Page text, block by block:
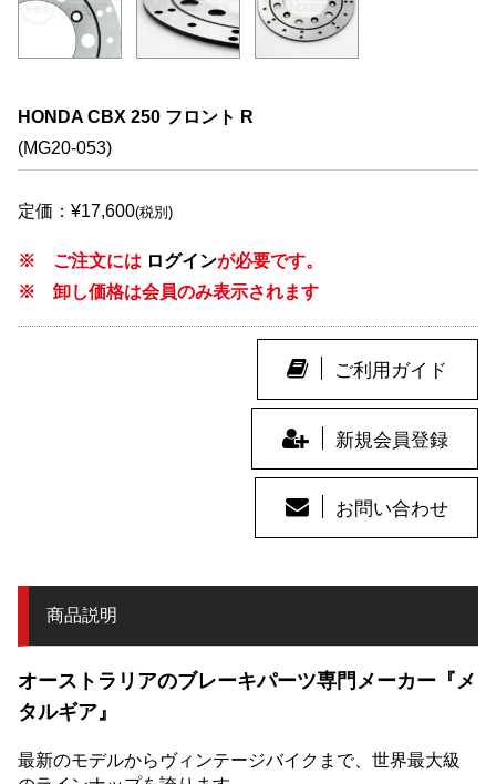
HONDA CBX 250 フロント R
(MG20-053)
定価：¥17,600(税別)
※ ご注文には ログインが必要です。
※ 卸し価格は会員のみ表示されます
ご利用ガイド
新規会員登録
お問い合わせ
商品説明
オーストラリアのブレーキパーツ専門メーカー『メ
タルギア』
最新のモデルからヴィンテージバイクまで、世界最大級